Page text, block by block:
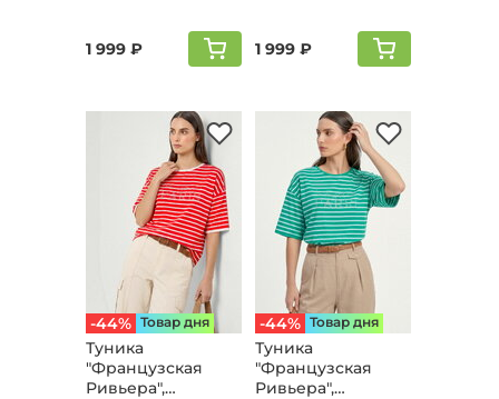
1 999 ₽
1 999 ₽
-44% Товар дня
Туника
"Французская
Ривьера",
-44% Товар дня
Туника
"Французская
Ривьера",